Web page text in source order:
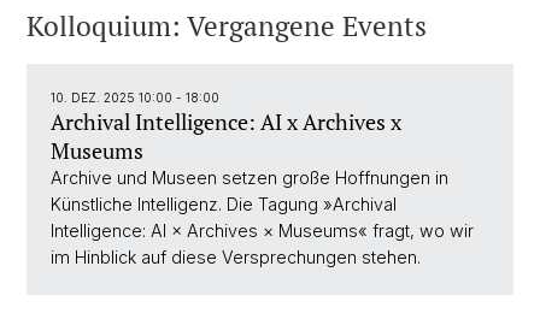
Kolloquium: Vergangene Events
10. DEZ. 2025 10:00 - 18:00
Archival Intelligence: AI x Archives x
Museums
Archive und Museen setzen große Hoffnungen in
Künstliche Intelligenz. Die Tagung »Archival
Intelligence: AI × Archives × Museums« fragt, wo wir
im Hinblick auf diese Versprechungen stehen.